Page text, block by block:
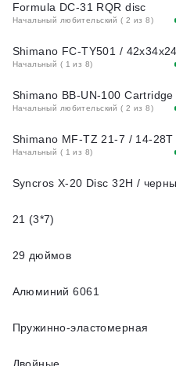
Formula DC-31 RQR disc
Начальный любительский ( 2 из 8)
Shimano FC-TY501 /
Начальный ( 1 из 8)
Shimano BB-UN-100 Cartridge
Начальный любительский ( 2 из 8)
Shimano MF-TZ 21-7 / 14-28T
Начальный ( 1 из 8)
Syncros X-20 Disc 32H /
21 (3*7)
29 дюймов
Алюминий 6061
Пружинно-эластомерная